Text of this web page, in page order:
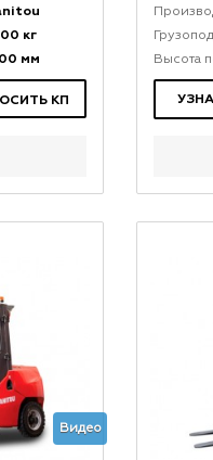
кг
мм
КП
Высота
Видео